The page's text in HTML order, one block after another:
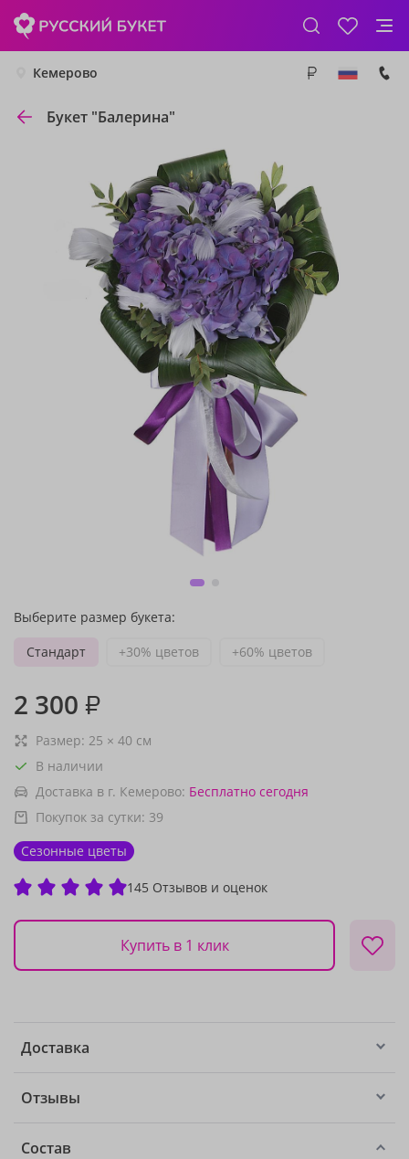
Кемерово
Букет "Балерина"
Выберите размер букета:
Стандарт
+30% цветов +60% цветов
2 300 ₽
Размер: 25 × 40 см
В наличии
Доставка в г. Кемерово: Бесплатно сегодня
Покупок за сутки: 39
Сезонные цветы
145 Отзывов и оценок
Купить в 1 клик
Доставка
Отзывы
Состав